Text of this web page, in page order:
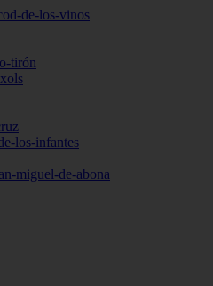
de-los-vinos
tirón
los-infantes
miguel-de-abona